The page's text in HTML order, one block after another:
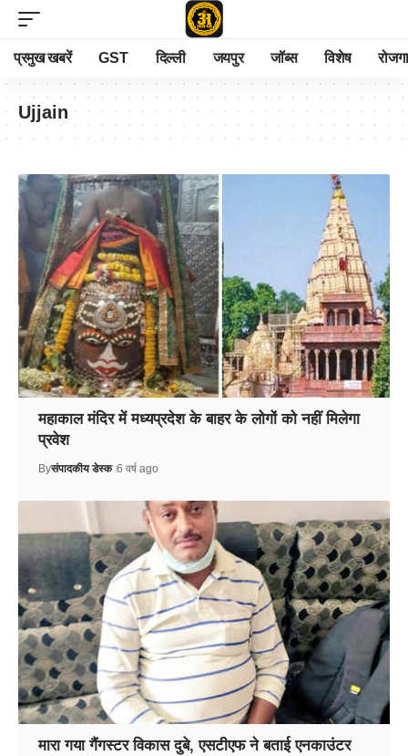
प्रमुख खबरें GST दिल्ली जयपुर जॉब्स विशेष
Ujjain
महाकाल मंदिर में मध्यप्रदेश के बाहर के लोगों को नहीं मिलेगा
प्रवेश
Byसंपादकीय डेस्क 6 वर्ष ago
मारा गया गैंगस्टर विकास दुबे, एसटीएफ ने बताई एनकाउंटर